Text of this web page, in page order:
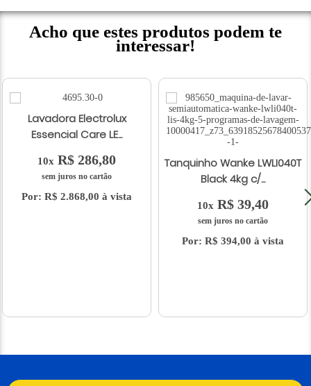
Acho que estes produtos podem te
interessar!
Lavadora Electrolux
Essencial Care LE...
10x R$ 286,80
sem juros no cartão
Por: R$ 2.868,00 à vista
Tanquinho Wanke LWLI040T
Black 4kg c/...
10x R$ 39,40
sem juros no cartão
Por: R$ 394,00 à vista